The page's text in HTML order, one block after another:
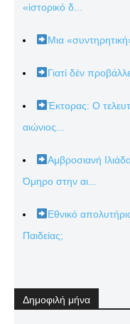
«ἱστορικό δ...
Μια
Γιατί δέν
Έκτορας: Ο
αιώνιος...
Αμβροσιανή
Όμηρο στην αι...
Εθνικό
Παιδείας;
Δημοφιλή μήνα